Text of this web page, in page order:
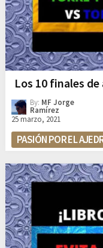
Los 10 finales
By: MF Jorge
Ramírez
25 marzo, 2021
PASIÓN POR EL